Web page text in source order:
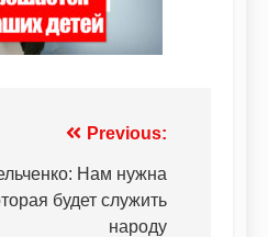
Previous:
Нам нужна
будет служить
народу